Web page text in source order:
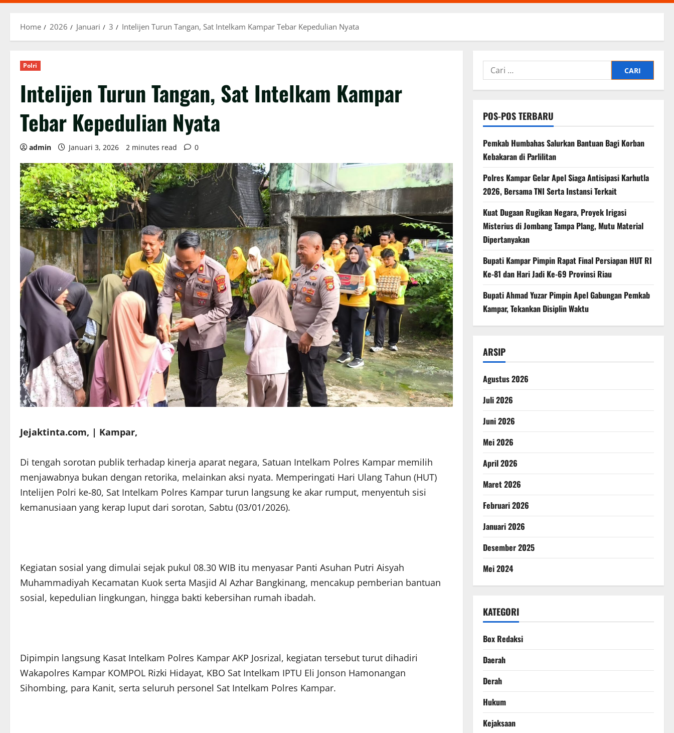
Home 2026 Januari 3 Intelijen Turun Tangan, Sat Intelkam Kampar Tebar Kepedulian Nyata
Polri
Intelijen Turun Tangan, Sat Intelkam Kampar
Tebar Kepedulian Nyata
admin Januari 3, 2026 2 minutes read 0
Jejaktinta.com, | Kampar,
Di tengah sorotan publik terhadap kinerja aparat negara, Satuan Intelkam Polres Kampar memilih
menjawabnya bukan dengan retorika, melainkan aksi nyata. Memperingati Hari Ulang Tahun (HUT)
Intelijen Polri ke-80, Sat Intelkam Polres Kampar turun langsung ke akar rumput, menyentuh sisi
kemanusiaan yang kerap luput dari sorotan, Sabtu (03/01/2026).
Kegiatan sosial yang dimulai sejak pukul 08.30 WIB itu menyasar Panti Asuhan Putri Aisyah
Muhammadiyah Kecamatan Kuok serta Masjid Al Azhar Bangkinang, mencakup pemberian bantuan
sosial, kepedulian lingkungan, hingga bakti kebersihan rumah ibadah.
Dipimpin langsung Kasat Intelkam Polres Kampar AKP Josrizal, kegiatan tersebut turut dihadiri
Wakapolres Kampar KOMPOL Rizki Hidayat, KBO Sat Intelkam IPTU Eli Jonson Hamonangan
Sihombing, para Kanit, serta seluruh personel Sat Intelkam Polres Kampar.
Cari
untuk:
POS-POS TERBARU
Pemkab Humbahas Salurkan Bantuan Bagi Korban
Kebakaran di Parlilitan
Polres Kampar Gelar Apel Siaga Antisipasi Karhutla
2026, Bersama TNI Serta Instansi Terkait
Kuat Dugaan Rugikan Negara, ​Proyek Irigasi
Misterius di Jombang Tampa Plang, Mutu Material
Dipertanyakan
Bupati Kampar Pimpin Rapat Final Persiapan HUT RI
Ke-81 dan Hari Jadi Ke-69 Provinsi Riau
Bupati Ahmad Yuzar Pimpin Apel Gabungan Pemkab
Kampar, Tekankan Disiplin Waktu
ARSIP
Agustus 2026
Juli 2026
Juni 2026
Mei 2026
April 2026
Maret 2026
Februari 2026
Januari 2026
Desember 2025
Mei 2024
KATEGORI
Box Redaksi
Daerah
Derah
Hukum
Kejaksaan